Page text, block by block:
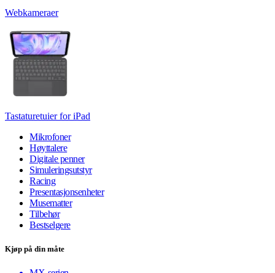
Webkameraer
Tastaturetuier for iPad
Mikrofoner
Høyttalere
Digitale penner
Simuleringsutstyr
Racing
Presentasjonsenheter
Musematter
Tilbehør
Bestselgere
Kjøp på din måte